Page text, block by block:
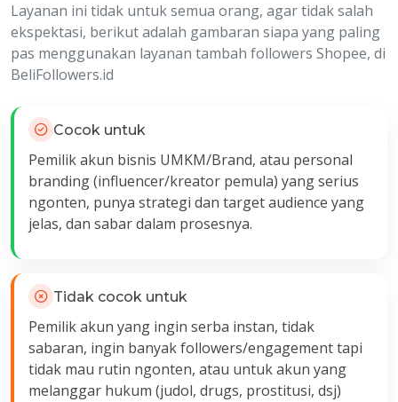
Layanan ini tidak untuk semua orang, agar tidak salah
ekspektasi, berikut adalah gambaran siapa yang paling
pas menggunakan layanan tambah followers Shopee, di
BeliFollowers.id
Cocok untuk
Pemilik akun bisnis UMKM/Brand, atau personal
branding (influencer/kreator pemula) yang serius
ngonten, punya strategi dan target audience yang
jelas, dan sabar dalam prosesnya.
Tidak cocok untuk
Pemilik akun yang ingin serba instan, tidak
sabaran, ingin banyak followers/engagement tapi
tidak mau rutin ngonten, atau untuk akun yang
melanggar hukum (judol, drugs, prostitusi, dsj)